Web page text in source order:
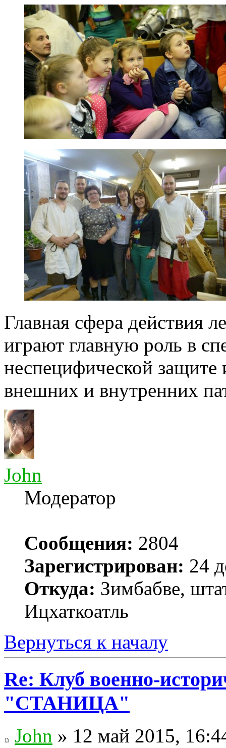
Главная сфера действия
играют главную роль в
неспецифической
внешних и внутренних
John
Модератор
Сообщения: 2804
Зарегистрирован: 24
Откуда: Зимбабве,
Ицхаткоатль
Вернуться к началу
Re: Клуб военно-
"СТАНИЦА"
John » 12 май 2015,